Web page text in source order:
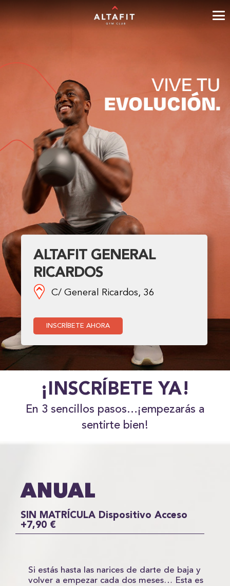
ALTAFIT GENERAL
RICARDOS
C/ General Ricardos, 36
INSCRÍBETE AHORA
¡INSCRÍBETE YA!
En 3 sencillos pasos…¡empezarás a
sentirte bien!
ANUAL
SIN MATRÍCULA Dispositivo Acceso
+7,90 €
Si estás hasta las narices de darte de baja y
volver a empezar cada dos meses… Esta es